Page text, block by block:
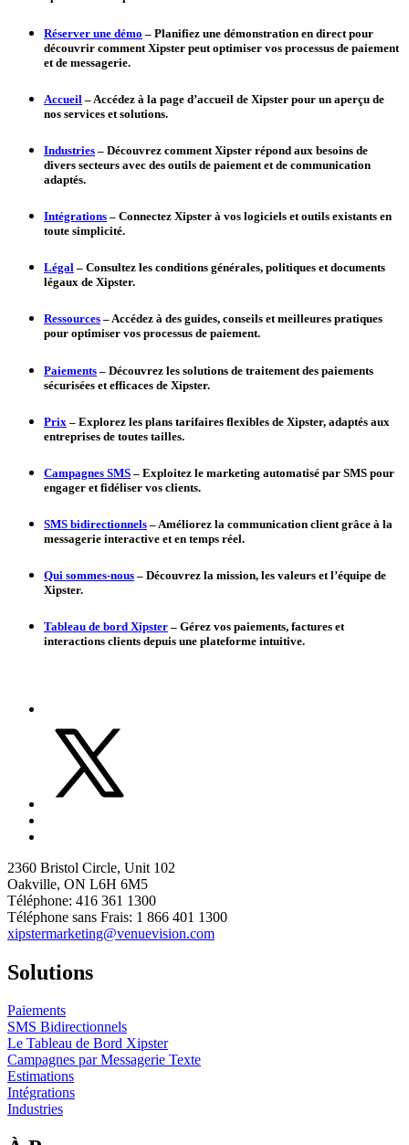
Réserver une démo – Planifiez une démonstration en direct pour
découvrir comment Xipster peut optimiser vos processus de paiement
et de messagerie.
Accueil – Accédez à la page d’accueil de Xipster pour un aperçu de
nos services et solutions.
Industries – Découvrez comment Xipster répond aux besoins de
divers secteurs avec des outils de paiement et de communication
adaptés.
Intégrations – Connectez Xipster à vos logiciels et outils existants en
toute simplicité.
Légal – Consultez les conditions générales, politiques et documents
légaux de Xipster.
Ressources – Accédez à des guides, conseils et meilleures pratiques
pour optimiser vos processus de paiement.
Paiements – Découvrez les solutions de traitement des paiements
sécurisées et efficaces de Xipster.
Prix – Explorez les plans tarifaires flexibles de Xipster, adaptés aux
entreprises de toutes tailles.
Campagnes SMS – Exploitez le marketing automatisé par SMS pour
engager et fidéliser vos clients.
SMS bidirectionnels – Améliorez la communication client grâce à la
messagerie interactive et en temps réel.
Qui sommes-nous – Découvrez la mission, les valeurs et l’équipe de
Xipster.
Tableau de bord Xipster – Gérez vos paiements, factures et
interactions clients depuis une plateforme intuitive.
2360 Bristol Circle, Unit 102
Oakville, ON L6H 6M5
Téléphone: 416 361 1300
Téléphone sans Frais: 1 866 401 1300
xipstermarketing@venuevision.com
Solutions
Paiements
SMS Bidirectionnels
Le Tableau de Bord Xipster
Campagnes par Messagerie Texte
Estimations
Intégrations
Industries